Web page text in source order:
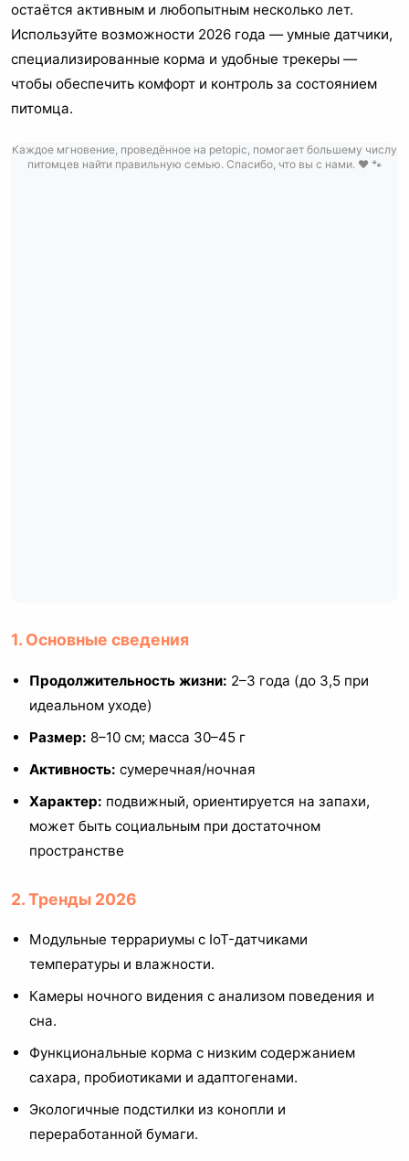
остаётся активным и любопытным несколько лет.
Используйте возможности 2026 года — умные датчики,
специализированные корма и удобные трекеры —
чтобы обеспечить комфорт и контроль за состоянием
питомца.
Каждое мгновение, проведённое на petopic, помогает большему числу
питомцев найти правильную семью. Спасибо, что вы с нами. ❤️ 🐾
1. Основные сведения
Продолжительность жизни: 2–3 года (до 3,5 при
идеальном уходе)
Размер: 8–10 см; масса 30–45 г
Активность: сумеречная/ночная
Характер: подвижный, ориентируется на запахи,
может быть социальным при достаточном
пространстве
2. Тренды 2026
Модульные террариумы с IoT-датчиками
температуры и влажности.
Камеры ночного видения с анализом поведения и
сна.
Функциональные корма с низким содержанием
сахара, пробиотиками и адаптогенами.
Экологичные подстилки из конопли и
переработанной бумаги.